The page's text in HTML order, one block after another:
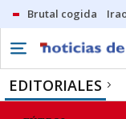
Brutal cogida
EDITORIALES